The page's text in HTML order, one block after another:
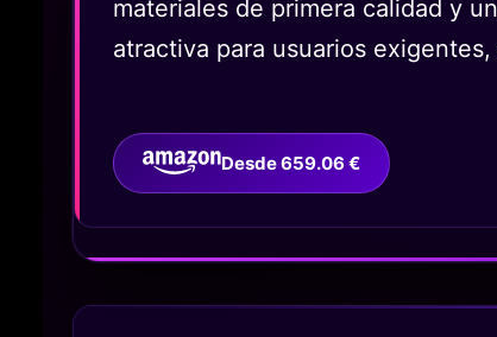
materiales de primera calidad y
atractiva para usuarios
Desde 659.06 €